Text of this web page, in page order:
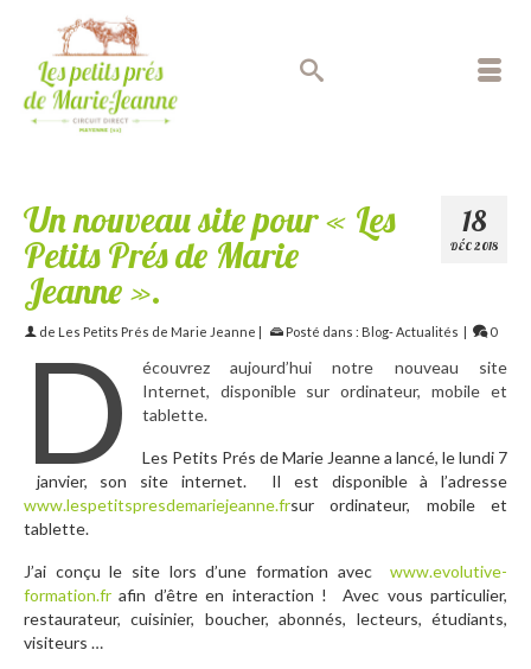
18
DÉC 2018
Un nouveau site pour « Les
Petits Prés de Marie
Jeanne ».
de Les Petits Prés de Marie Jeanne | Posté dans : Blog- Actualités | 0
D
écouvrez aujourd’hui notre nouveau site
Internet, disponible sur ordinateur, mobile et
tablette.
Les Petits Prés de Marie Jeanne a lancé, le lundi 7
janvier, son site internet. Il est disponible à l’adresse
www.lespetitspresdemariejeanne.frsur ordinateur, mobile et
tablette.
J’ai conçu le site lors d’une formation avec www.evolutive-
formation.fr afin d’être en interaction ! Avec vous particulier,
restaurateur, cuisinier, boucher, abonnés, lecteurs, étudiants,
visiteurs …